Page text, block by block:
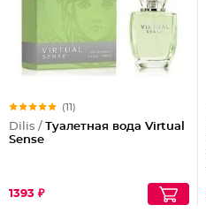
(11)
Dilis / Туалетная вода Virtual
Sense
1393 ₽